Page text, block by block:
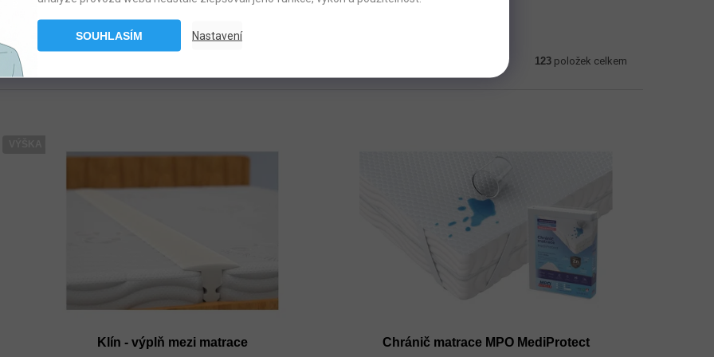
SOUHLASÍM Nastavení
123 položek celkem
Klín - výplň mezi matrace Chránič matrace MPO MediProtect